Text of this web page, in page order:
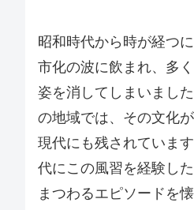
昭和時代から時が経つ
市化の波に飲まれ、多
姿を消してしまいまし
の地域では、その文化
現代にも残されていま
代にこの風習を経験し
まつわるエピソードを